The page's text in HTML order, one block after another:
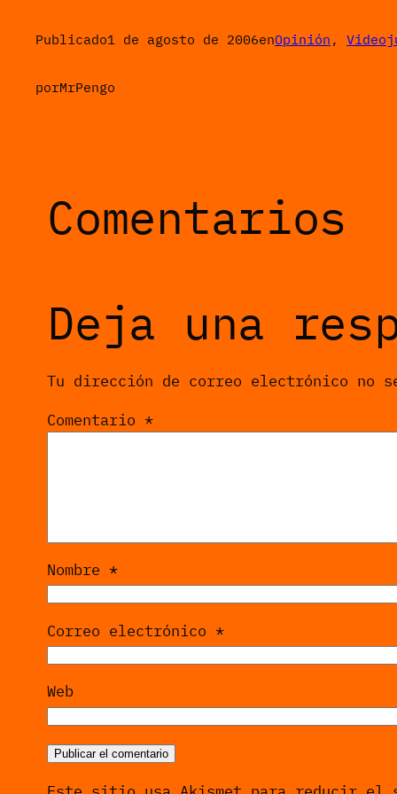
Publicado1 de agosto de 2006enOpinión ,
porMrPengo
Comentarios
Deja una
Tu dirección de correo electrónico no
Comentario*
Nombre*
Correo electrónico*
Web